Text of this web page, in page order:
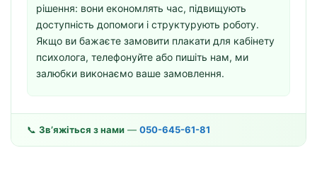
рішення: вони економлять час, підвищують
доступність допомоги і структурують роботу.
Якщо ви бажаєте замовити плакати для кабінету
психолога, телефонуйте або пишіть нам, ми
залюбки виконаємо ваше замовлення.
📞 Зв’яжіться з нами — 050-645-61-81